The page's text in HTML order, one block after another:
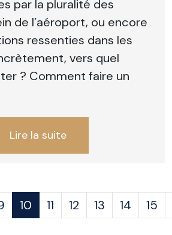
par la pluralité des
de l’aéroport, ou encore
ressenties dans les
vers quel
? Comment faire un
Lire la suite
10 11 12 13 14 15